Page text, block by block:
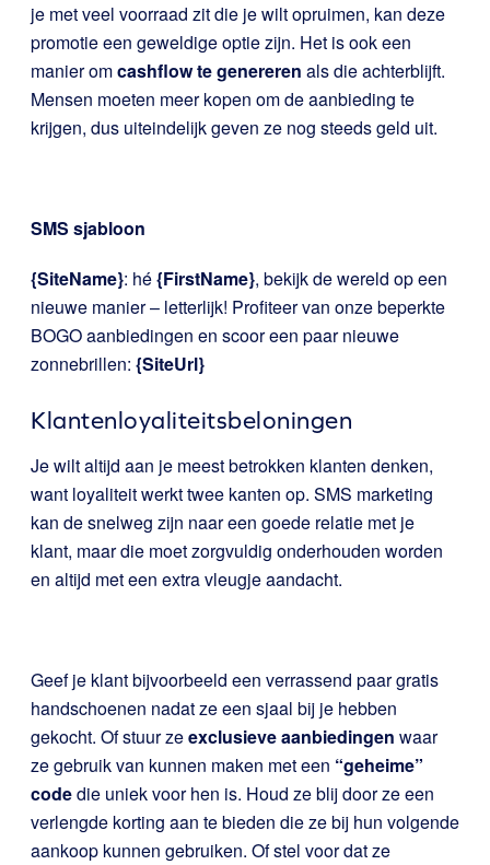
je met veel voorraad zit die je wilt opruimen, kan deze
promotie een geweldige optie zijn. Het is ook een
manier omcashflow te genereren als die achterblijft.
Mensen moeten meer kopen om de aanbieding te
krijgen, dus uiteindelijk geven ze nog steeds geld uit.
SMS sjabloon
{SiteName}: hé{FirstName}, bekijk de wereld op een
nieuwe manier – letterlijk! Profiteer van onze beperkte
BOGO aanbiedingen en scoor een paar nieuwe
zonnebrillen: {SiteUrl}
Klantenloyaliteitsbeloningen
Je wilt altijd aan je meest betrokken klanten denken,
want loyaliteit werkt twee kanten op. SMS marketing
kan de snelweg zijn naar een goede relatie met je
klant, maar die moet zorgvuldig onderhouden worden
en altijd met een extra vleugje aandacht.
Geef je klant bijvoorbeeld een verrassend paar gratis
handschoenen nadat ze een sjaal bij je hebben
gekocht. Of stuur zeexclusieve aanbiedingen waar
ze gebruik van kunnen maken met een “geheime”
codedie uniek voor hen is. Houd ze blij door ze een
verlengde korting aan te bieden die ze bij hun volgende
aankoop kunnen gebruiken. Of stel voor dat ze